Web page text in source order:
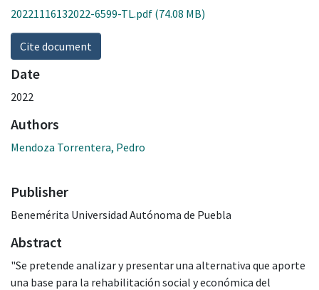
20221116132022-6599-TL.pdf (74.08 MB)
Cite document
Date
2022
Authors
Mendoza Torrentera, Pedro
Publisher
Benemérita Universidad Autónoma de Puebla
Abstract
"Se pretende analizar y presentar una alternativa que aporte
una base para la rehabilitación social y económica del